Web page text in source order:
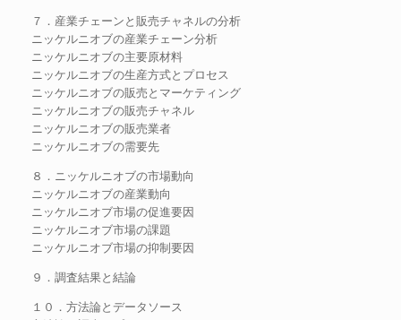
７．産業チェーンと販売チャネルの分析
ニッケルニオブの産業チェーン分析
ニッケルニオブの主要原材料
ニッケルニオブの生産方式とプロセス
ニッケルニオブの販売とマーケティング
ニッケルニオブの販売チャネル
ニッケルニオブの販売業者
ニッケルニオブの需要先
８．ニッケルニオブの市場動向
ニッケルニオブの産業動向
ニッケルニオブ市場の促進要因
ニッケルニオブ市場の課題
ニッケルニオブ市場の抑制要因
９．調査結果と結論
１０．方法論とデータソース